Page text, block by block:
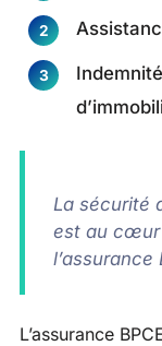
La sécurité
est au cœur
l’assurance
L’assurance